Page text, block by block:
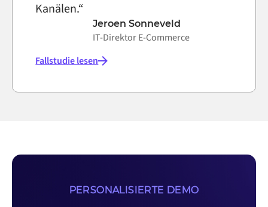
Kanälen.“
Jeroen Sonneveld
IT-Direktor E-Commerce
Fallstudie lesen
PERSONALISIERTE DEMO